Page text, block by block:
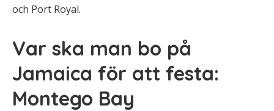
och Port Royal.
Var ska man bo på
Jamaica för att festa:
Montego Bay